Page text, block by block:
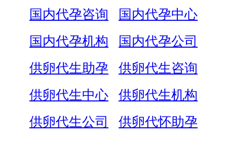
国内代孕咨询
国内代孕中心
国内代孕机构
国内代孕公司
供卵代生助孕
供卵代生咨询
供卵代生中心
供卵代生机构
供卵代生公司
供卵代怀助孕